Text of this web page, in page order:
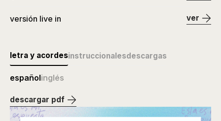
versión live in ver
letra y acordesinstruccionalesdescargas
españolinglés
descargar pdf